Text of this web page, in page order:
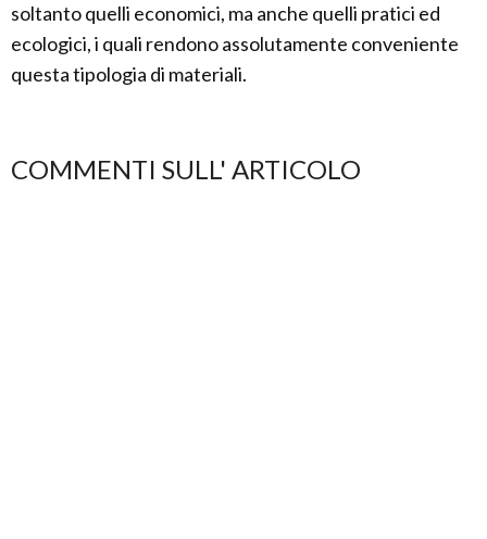
soltanto quelli economici, ma anche quelli pratici ed
ecologici, i quali rendono assolutamente conveniente
questa tipologia di materiali.
COMMENTI SULL' ARTICOLO